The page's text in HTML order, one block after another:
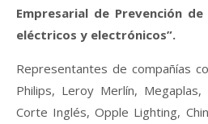
Empresarial de Prevención
eléctricos y electrónicos”.
Representantes de compañías
Philips, Leroy Merlín, Megaplas,
Corte Inglés, Opple Lighting,